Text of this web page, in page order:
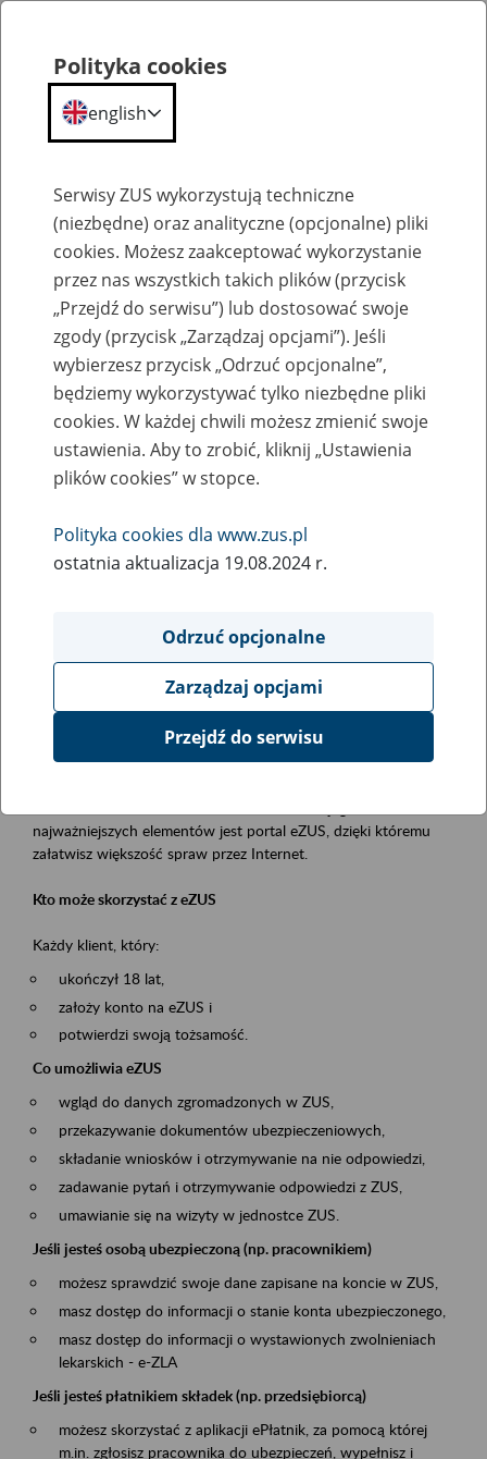
Szkolenia
Zaproś ZUS do siebie - zakładanie profili
eZUS w siedzibie Twojej firmy
Rodzaj wydarzenia
Szkolenia
obsługa klientów
Event description
Platforma Usług Elektronicznych ZUS eZUS
najważniejszych elementów jest portal eZUS, dzięki któremu
załatwisz większość spraw przez Internet.
Kto może skorzystać z eZUS
Każdy klient, który:
ukończył 18 lat,
założy konto na eZUS i
potwierdzi swoją tożsamość.
Co umożliwia eZUS
wgląd do danych zgromadzonych w ZUS,
przekazywanie dokumentów ubezpieczeniowych,
składanie wniosków i otrzymywanie na nie odpowiedzi,
zadawanie pytań i otrzymywanie odpowiedzi z ZUS,
umawianie się na wizyty w jednostce ZUS.
Jeśli jesteś osobą ubezpieczoną (np. pracownikiem)
możesz sprawdzić swoje dane zapisane na koncie w ZUS,
masz dostęp do informacji o stanie konta ubezpieczonego,
masz dostęp do informacji o wystawionych zwolnieniach
lekarskich - e-ZLA
Jeśli jesteś płatnikiem składek (np. przedsiębiorcą)
możesz skorzystać z aplikacji ePłatnik, za pomocą której
m.in. zgłosisz pracownika do ubezpieczeń, wypełnisz i
Polityka cookies
english
Serwisy ZUS wykorzystują techniczne
(niezbędne) oraz analityczne (opcjonalne) pliki
cookies. Możesz zaakceptować wykorzystanie
przez nas wszystkich takich plików (przycisk
„Przejdź do serwisu”) lub dostosować swoje
zgody (przycisk „Zarządzaj opcjami”). Jeśli
wybierzesz przycisk „Odrzuć opcjonalne”,
będziemy wykorzystywać tylko niezbędne pliki
cookies. W każdej chwili możesz zmienić swoje
ustawienia. Aby to zrobić, kliknij „Ustawienia
plików cookies” w stopce.
Polityka cookies dla www.zus.pl
ostatnia aktualizacja 19.08.2024 r.
Odrzuć opcjonalne
Zarządzaj opcjami
Przejdź do serwisu